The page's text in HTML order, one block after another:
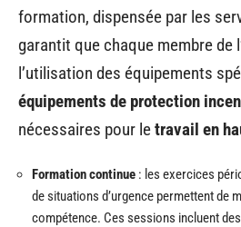
formation, dispensée par les
garantit que chaque membre de
l’utilisation des équipements
équipements de protection
nécessaires pour letravail en
Formation continue : les exercices
de situations d’urgence permettent de
compétence. Ces sessions incluent